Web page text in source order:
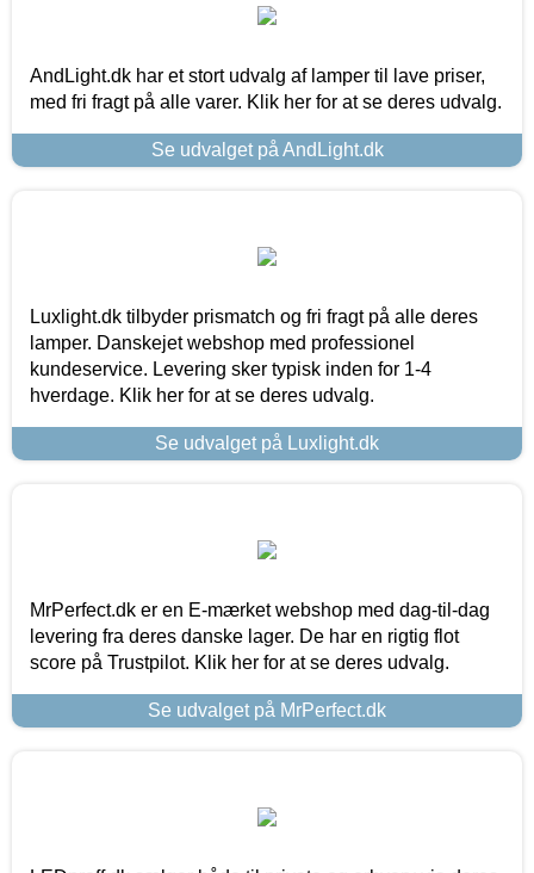
AndLight.dk har et stort udvalg af lamper til lave priser,
med fri fragt på alle varer. Klik her for at se deres udvalg.
Se udvalget på AndLight.dk
Luxlight.dk tilbyder prismatch og fri fragt på alle deres
lamper. Danskejet webshop med professionel
kundeservice. Levering sker typisk inden for 1-4
hverdage. Klik her for at se deres udvalg.
Se udvalget på Luxlight.dk
MrPerfect.dk er en E-mærket webshop med dag-til-dag
levering fra deres danske lager. De har en rigtig flot
score på Trustpilot. Klik her for at se deres udvalg.
Se udvalget på MrPerfect.dk